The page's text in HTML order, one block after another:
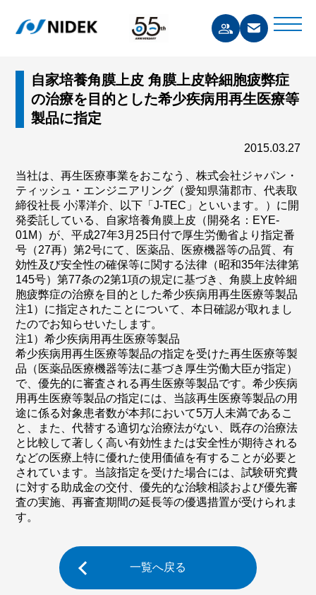
自家培養角膜上皮 角膜上皮幹細胞疲弊症
の治療を目的とした希少疾病用再生医療等
製品に指定
2015.03.27
当社は、再生医療事業をおこなう、株式会社ジャパン・
ティッシュ・エンジニアリング（愛知県蒲郡市、代表取
締役社長 小澤洋介、以下「J-TEC」といいます。）に開
発委託している、自家培養角膜上皮（開発名：EYE-
01M）が、平成27年3月25日付で厚生労働省より指定番
号（27再）第2号にて、医薬品、医療機器等の品質、有
効性及び安全性の確保等に関する法律（昭和35年法律第
145号）第77条の2第1項の規定に基づき、角膜上皮幹細
胞疲弊症の治療を目的とした希少疾病用再生医療等製品
注1）に指定されたことについて、本日確認が取れまし
たのでお知らせいたします。
注1）希少疾病用再生医療等製品
希少疾病用再生医療等製品の指定を受けた再生医療等製
品（医薬品医療機器等法に基づき厚生労働大臣が指定）
で、優先的に審査される再生医療等製品です。希少疾病
用再生医療等製品の指定には、当該再生医療等製品の用
途に係る対象患者数が本邦において5万人未満であるこ
と、また、代替する適切な治療法がない、既存の治療法
と比較して著しく高い有効性または安全性が期待される
などの医療上特に優れた使用価値を有することが必要と
されています。当該指定を受けた場合には、試験研究費
に対する助成金の交付、優先的な治験相談および優先審
査の実施、再審査期間の延長等の優遇措置が受けられま
す。
一覧へ戻る